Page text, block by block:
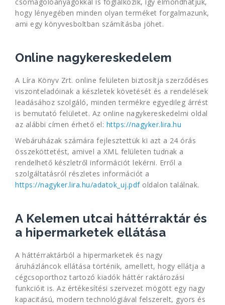
hogy lényegében minden olyan terméket forgalmazunk,
ami egy könyvesboltban számításba jöhet.
Online nagykereskedelem
A Líra Könyv Zrt. online felületen biztosítja szerződéses
viszonteladóinak a készletek követését és a rendelések
leadásához szolgáló, minden termékre egyedileg árrést
is bemutató felületet. Az online nagykereskedelmi oldal
az alábbi címen érhető el: https://nagyker.lira.hu
Webáruházak számára fejlesztettük ki azt a 24 órás
összeköttetést, amivel a XML felületen tudnak a
rendelhető készletről információt lekérni. Erről a
szolgáltatásról részletes információt a
https://nagyker.lira.hu/adatok_uj.pdfoldalon találnak.
A Kelemen utcai háttérraktár és
a hipermarketek ellátása
A háttérraktárból a hipermarketek és nagy
áruházláncok ellátása történik, amellett, hogy ellátja a
cégcsoporthoz tartozó kiadók háttér raktározási
funkcióit is. Az értékesítési szervezet mögött egy nagy
kapacitású, modern technológiával felszerelt, gyors és